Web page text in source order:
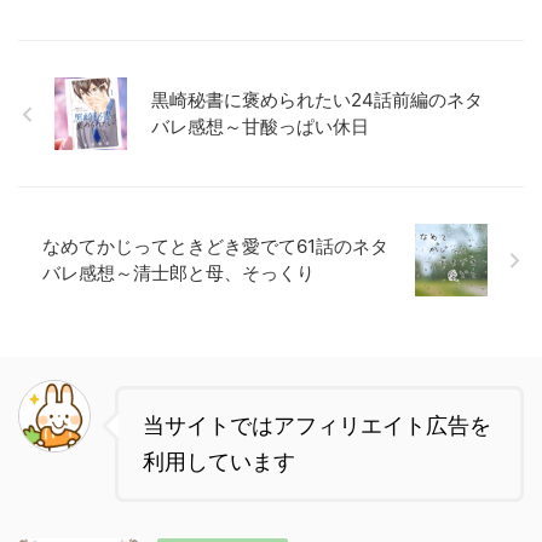
黒崎秘書に褒められたい24話前編のネタ
バレ感想～甘酸っぱい休日
なめてかじってときどき愛でて61話のネタ
バレ感想～清士郎と母、そっくり
当サイトではアフィリエイト広告を
利用しています